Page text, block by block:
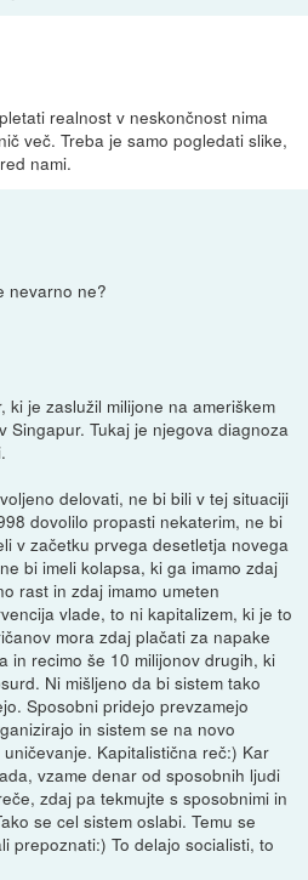
realnost v neskončnost nima
več. Treba je samo pogledati slike,
nami.
nevarno ne?
ki je zaslužil milijone na ameriškem
Singapur. Tukaj je njegova diagnoza
delovati, ne bi bili v tej situaciji
dovolilo propasti nekaterim, ne bi
v začetku prvega desetletja novega
bi imeli kolapsa, ki ga imamo zdaj
rast in zdaj imamo umeten
vlade, to ni kapitalizem, ki je to
mora zdaj plačati za napake
in recimo še 10 milijonov drugih, ki
Ni mišljeno da bi sistem tako
Sposobni pridejo prevzamejo
in sistem se na novo
Kapitalistična reč:) Kar
vzame denar od sposobnih ljudi
zdaj pa tekmujte s sposobnimi in
se cel sistem oslabi. Temu se
prepoznati:) To delajo socialisti, to